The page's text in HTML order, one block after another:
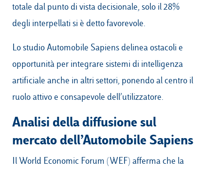
totale dal punto di vista decisionale, solo il 28%
degli interpellati si è detto favorevole.
Lo studio Automobile Sapiens delinea ostacoli e
opportunità per integrare sistemi di intelligenza
artificiale anche in altri settori, ponendo al centro il
ruolo attivo e consapevole dell’utilizzatore.
Analisi della diffusione sul
mercato dell’Automobile Sapiens
Il World Economic Forum (WEF) afferma che la